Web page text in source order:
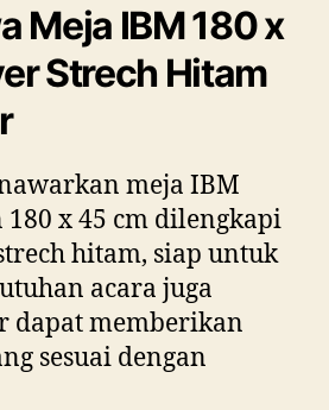
Meja IBM 180 x
Strech Hitam
meja IBM
x 45 cm dilengkapi
hitam, siap untuk
acara juga
dapat memberikan
sesuai dengan